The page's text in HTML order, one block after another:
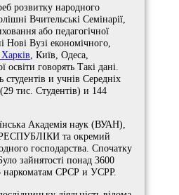
розвитку народного
Вчительські Семінарії,
або педагогічної
Нові Вузі економічного,
, Київ, Одеса,
говорять Такі дані.
и учнів Середніх
тис. Студентів) и 144
Академія наук (ВУАН),
РЕСПУБЛІКИ та окремий
господарства. Спочатку
зайнятості понад 3600
наркоматам СРСР и УСРР.